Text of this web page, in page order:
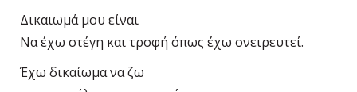
Δικαιωμά μου είναι
Να έχω στέγη και τροφή όπως έχω ονειρευτεί.
Έχω δικαίωμα να ζω